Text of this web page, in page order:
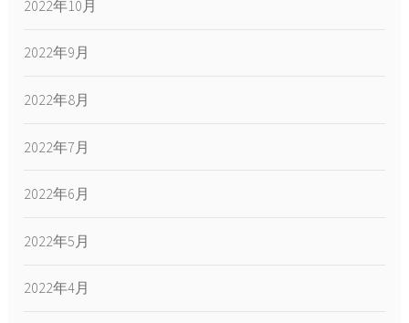
2022年10月
2022年9月
2022年8月
2022年7月
2022年6月
2022年5月
2022年4月